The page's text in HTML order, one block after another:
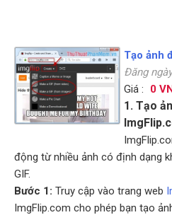
Tạo ảnh
Đăng
Giá :
0
1. Tạo
động từ nhiều ảnh có định dạng
GIF.
Bước 1: Truy cập vào trang web
ImgFlip.com cho phép bạn tạo